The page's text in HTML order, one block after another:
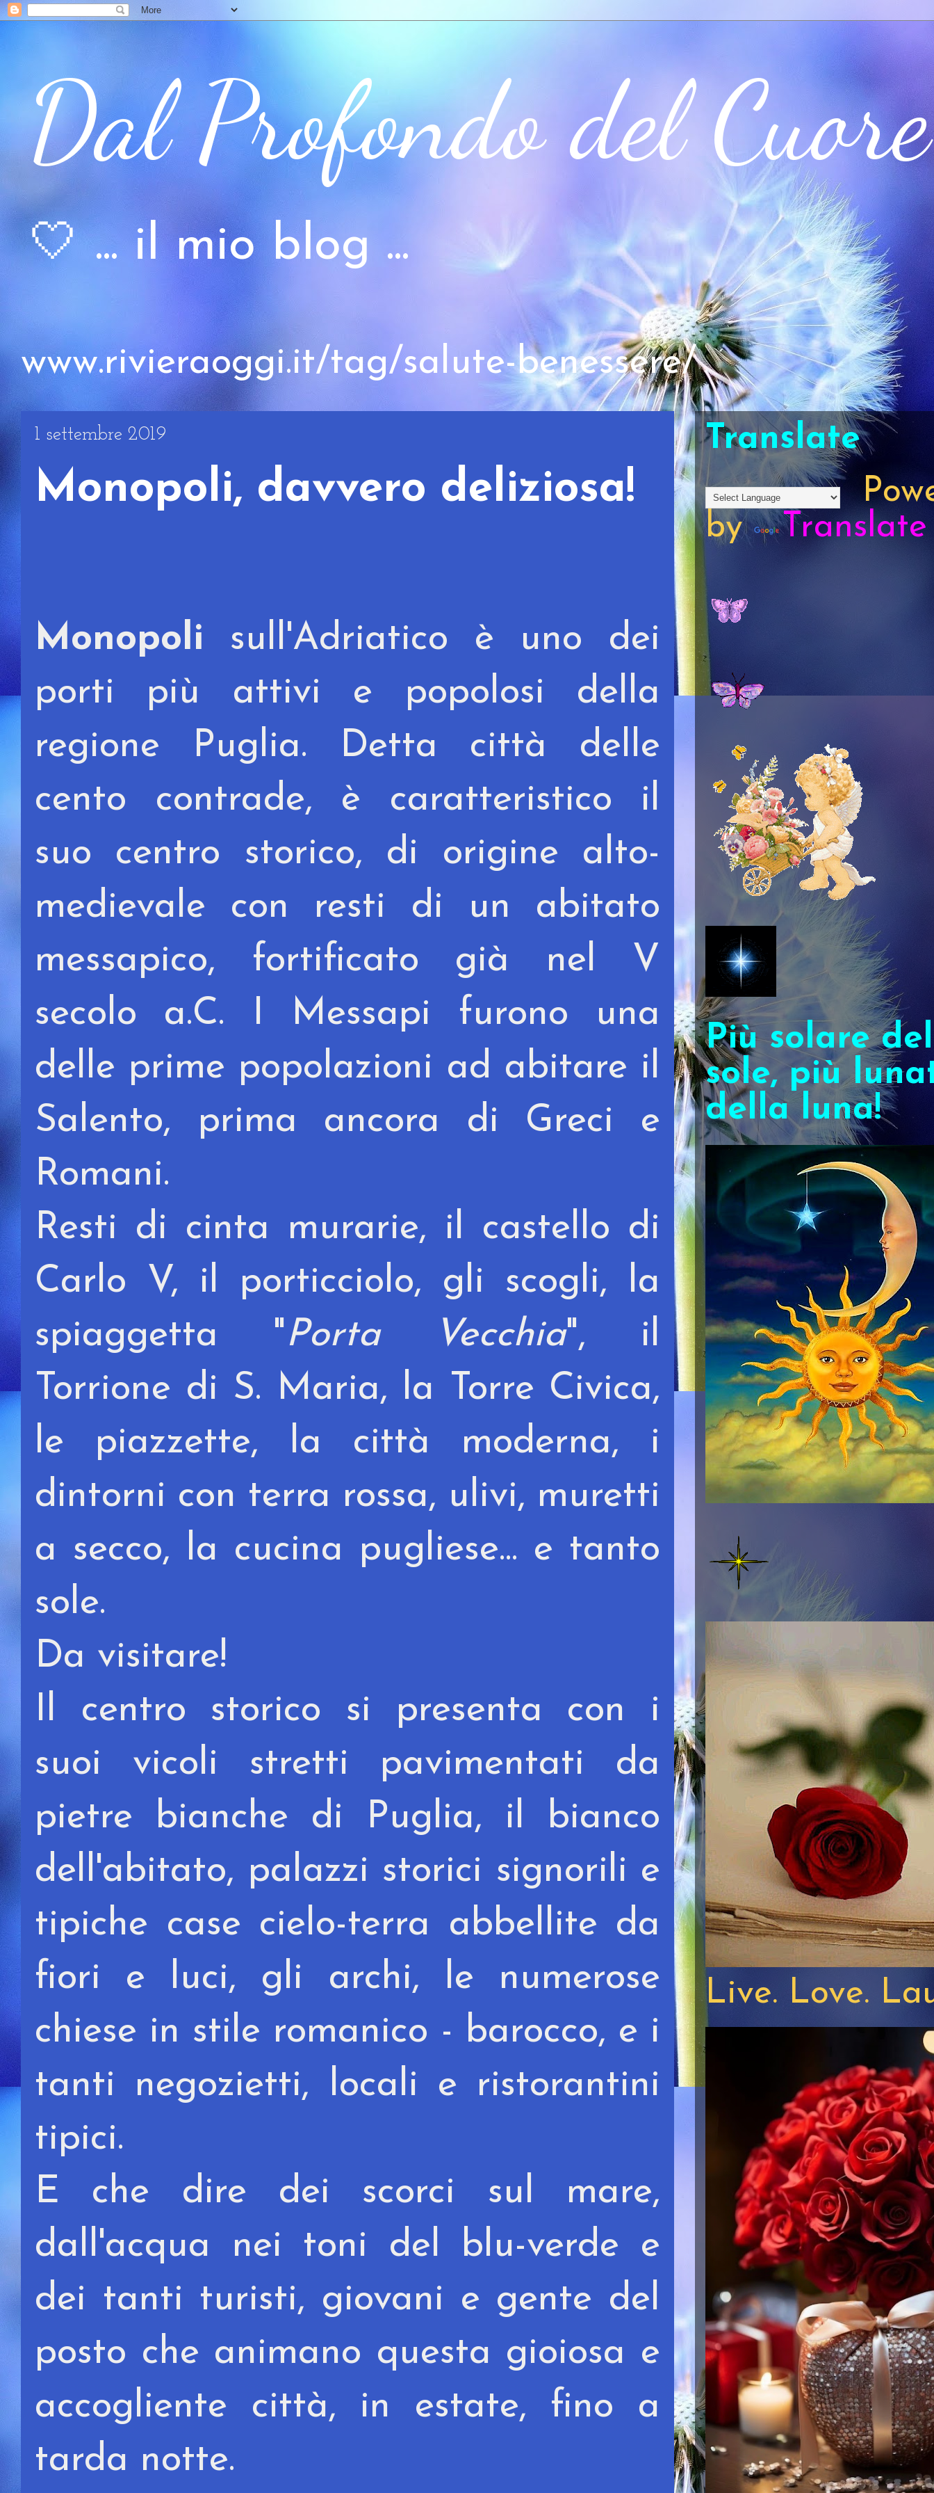
Dal Profondo del Cuore
🤍 ... il mio blog ...
www.rivieraoggi.it/tag/salute-benessere/
1 settembre 2019
Monopoli, davvero deliziosa!
Monopoli sull'Adriatico è uno dei
porti più attivi e popolosi della
regione Puglia. Detta città delle
cento contrade, è caratteristico il
suo centro storico, di origine alto-
medievale con resti di un abitato
messapico, fortificato già nel V
secolo a.C. I
Messapi furono una
delle prime popolazioni ad abitare il
Salento, prima ancora di Greci e
Romani.
Resti di cinta murarie, il castello di
Carlo V, il porticciolo, gli scogli, la
spiaggetta "Porta Vecchia", il
Torrione di S. Maria, la Torre Civica,
le piazzette, la città moderna, i
dintorni con terra rossa, ulivi, muretti
a secco, la cucina pugliese... e tanto
sole.
Da visitare!
Il centro storico si presenta con i
suoi vicoli stretti pavimentati da
pietre bianche di Puglia, il bianco
dell'abitato, palazzi storici signorili e
tipiche case cielo-terra abbellite da
fiori e luci, gli archi, le numerose
chiese in stile romanico - barocco, e i
tanti negozietti, locali e ristorantini
tipici.
E che dire dei scorci sul mare,
dall'acqua nei toni del blu-verde e
dei tanti turisti, giovani e gente del
posto che animano questa gioiosa e
accogliente città, in estate, fino a
tarda notte.
Translate
by
Translate
Più solare del
sole, più
della luna!
Live. Love.